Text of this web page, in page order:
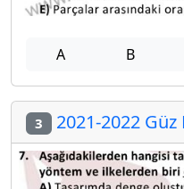
A B
3 2021-2022 Güz